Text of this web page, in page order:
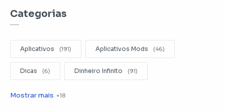
Categorias
Aplicativos Aplicativos Mods
Dicas Dinheiro Infinito
Editar Videos